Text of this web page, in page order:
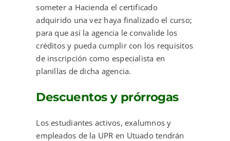
someter a Hacienda el certificado
adquirido una vez haya finalizado el curso;
para que así la agencia le convalide los
créditos y pueda cumplir con los requisitos
de inscripción como especialista en
planillas de dicha agencia.
Descuentos y prórrogas
Los estudiantes activos, exalumnos y
empleados de la UPR en Utuado tendrán